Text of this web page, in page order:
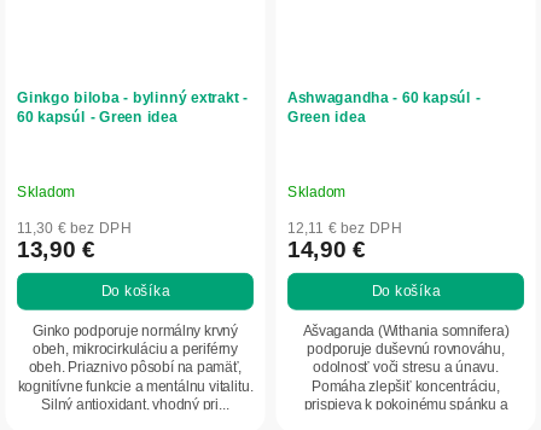
Ginkgo biloba - bylinný extrakt -
60 kapsúl - Green idea
Skladom
11,30 € bez DPH
13,90 €
Do košíka
Ginko podporuje normálny krvný
obeh, mikrocirkuláciu a periférny
obeh. Priaznivo pôsobí na pamäť,
kognitívne funkcie a mentálnu vitalitu.
Silný antioxidant, vhodný pri...
Ashwagandha - 60 kapsúl -
Green idea
Skladom
12,11 € bez DPH
14,90 €
Do košíka
Ašvaganda (Withania somnifera)
podporuje duševnú rovnováhu,
odolnosť voči stresu a únavu.
Pomáha zlepšiť koncentráciu,
prispieva k pokojnému spánku a